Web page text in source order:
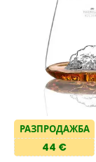
РАЗПРОДАЖБА
44 €